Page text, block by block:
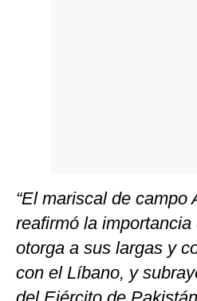
“El mariscal de campo
reafirmó la
otorga a sus largas y
con el Líbano, y